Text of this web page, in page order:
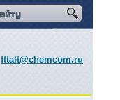
fttalt@chemcom.ru